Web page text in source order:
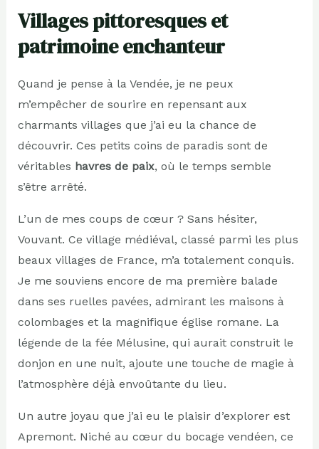
Villages pittoresques et
patrimoine enchanteur
Quand je pense à la Vendée, je ne peux
m’empêcher de sourire en repensant aux
charmants villages que j’ai eu la chance de
découvrir. Ces petits coins de paradis sont de
véritables havres de paix, où le temps semble
s’être arrêté.
L’un de mes coups de cœur ? Sans hésiter,
Vouvant. Ce village médiéval, classé parmi les plus
beaux villages de France, m’a totalement conquis.
Je me souviens encore de ma première balade
dans ses ruelles pavées, admirant les maisons à
colombages et la magnifique église romane. La
légende de la fée Mélusine, qui aurait construit le
donjon en une nuit, ajoute une touche de magie à
l’atmosphère déjà envoûtante du lieu.
Un autre joyau que j’ai eu le plaisir d’explorer est
Apremont. Niché au cœur du bocage vendéen, ce